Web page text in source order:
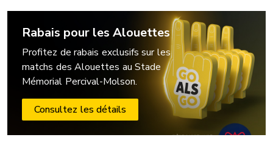
Rabais pour les Alouettes
Profitez de rabais exclusifs sur les
matchs des Alouettes au Stade
Mémorial Percival-Molson.
Consultez les détails